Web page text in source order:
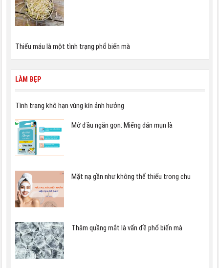
Thiếu máu là một tình trạng phổ biến mà
LÀM ĐẸP
Tình trạng khô hạn vùng kín ảnh hưởng
Mở đầu ngắn gọn: Miếng dán mụn là
Mặt nạ gần như không thể thiếu trong chu
Thâm quầng mắt là vấn đề phổ biến mà